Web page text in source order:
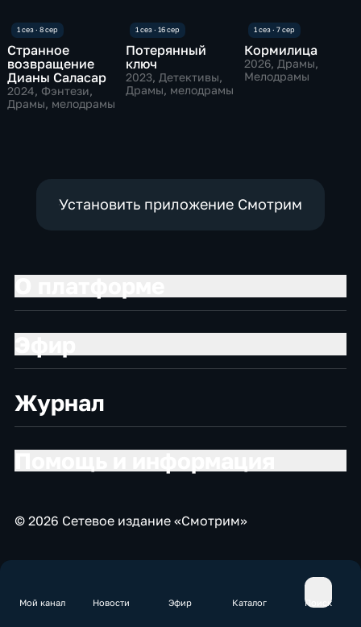
Мой канал Новости Эфир Каталог Поиск
Странное
возвращение
Дианы Саласар
2024, Фэнтези,
Драмы, мелодрамы
Потерянный
ключ
2023, Детективы,
Драмы, мелодрамы
Кормилица
2026, Драмы,
Мелодрамы
Установить приложение Смотрим
Журнал
© 2026 Сетевое издание «Смотрим»